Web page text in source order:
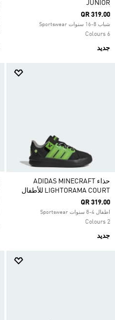
JUNIOR
QR 319.00
شباب 8-16 سنوات Sportswear
6 Colours
جديد
حذاء ADIDAS MINECRAFT
LIGHTORAMA COURT للأطفال
QR 319.00
اطفال 4-8 سنوات Sportswear
2 Colours
جديد